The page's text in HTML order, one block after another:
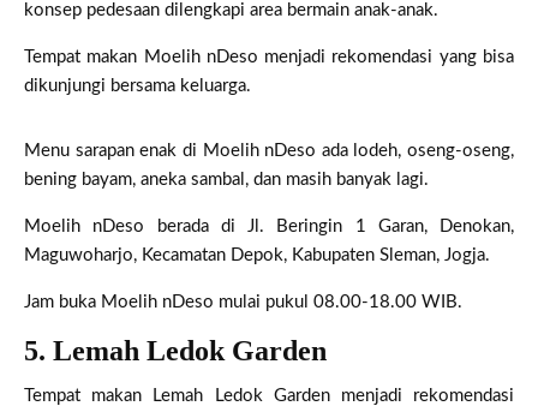
konsep pedesaan dilengkapi area bermain anak-anak.
Tempat makan Moelih nDeso menjadi rekomendasi yang bisa
dikunjungi bersama keluarga.
Menu sarapan enak di Moelih nDeso ada lodeh, oseng-oseng,
bening bayam, aneka sambal, dan masih banyak lagi.
Moelih nDeso berada di Jl. Beringin 1 Garan, Denokan,
Maguwoharjo, Kecamatan Depok, Kabupaten Sleman, Jogja.
Jam buka Moelih nDeso mulai pukul 08.00-18.00 WIB.
5. Lemah Ledok Garden
Tempat makan Lemah Ledok Garden menjadi rekomendasi